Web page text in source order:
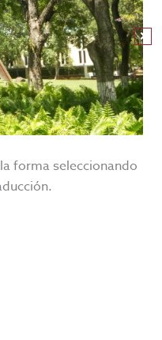
forma seleccionando